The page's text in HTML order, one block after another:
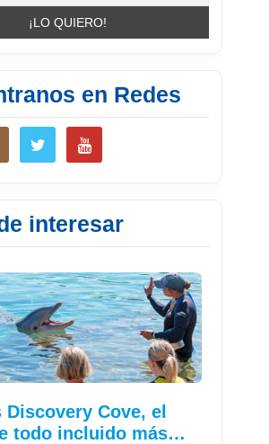
en Redes
interesar
Discovery Cove, el
todo incluido más…